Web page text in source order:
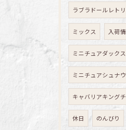
ラブラドールレト
ミックス 入荷
ミニチュアダック
ミニチュアシュナ
キャバリアキング
休日 のんびり